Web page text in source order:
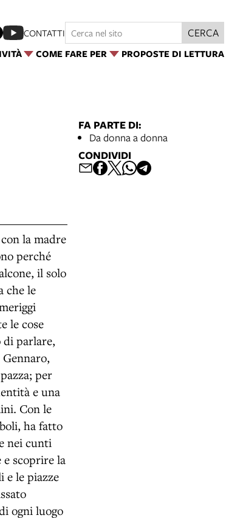
COME FARE PER PROPOSTE DI LETTURA
CONTATTI CERCA
la madre
perché
il solo
che le
le cose
di parlare,
per
e una
Con le
ha fatto
nei cunti
scoprire la
e le piazze
ogni luogo
FA PARTE DI:
Da donna a donna
CONDIVIDI